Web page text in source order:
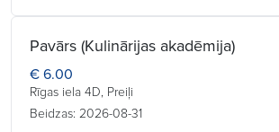
Pavārs (Kulinārijas akadēmija)
€ 6.00
Rīgas iela 4D, Preiļi
Beidzas: 2026-08-31